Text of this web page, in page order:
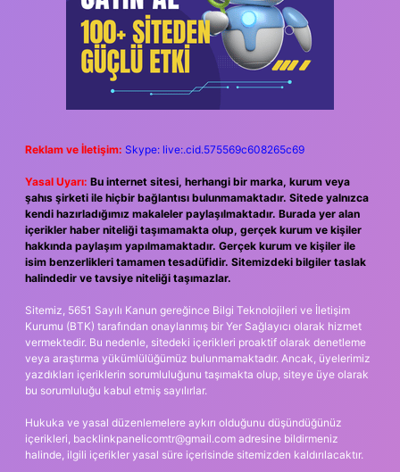
Reklam ve İletişim: Skype: live:.cid.575569c608265c69
Yasal Uyarı: Bu internet sitesi, herhangi bir marka, kurum veya
şahıs şirketi ile hiçbir bağlantısı bulunmamaktadır. Sitede yalnızca
kendi hazırladığımız makaleler paylaşılmaktadır. Burada yer alan
içerikler haber niteliği taşımamakta olup, gerçek kurum ve kişiler
hakkında paylaşım yapılmamaktadır. Gerçek kurum ve kişiler ile
isim benzerlikleri tamamen tesadüfidir. Sitemizdeki bilgiler taslak
halindedir ve tavsiye niteliği taşımazlar.
Sitemiz, 5651 Sayılı Kanun gereğince Bilgi Teknolojileri ve İletişim
Kurumu (BTK) tarafından onaylanmış bir Yer Sağlayıcı olarak hizmet
vermektedir. Bu nedenle, sitedeki içerikleri proaktif olarak denetleme
veya araştırma yükümlülüğümüz bulunmamaktadır. Ancak, üyelerimiz
yazdıkları içeriklerin sorumluluğunu taşımakta olup, siteye üye olarak
bu sorumluluğu kabul etmiş sayılırlar.
Hukuka ve yasal düzenlemelere aykırı olduğunu düşündüğünüz
içerikleri, backlinkpanelicomtr@gmail.com adresine bildirmeniz
halinde, ilgili içerikler yasal süre içerisinde sitemizden kaldırılacaktır.